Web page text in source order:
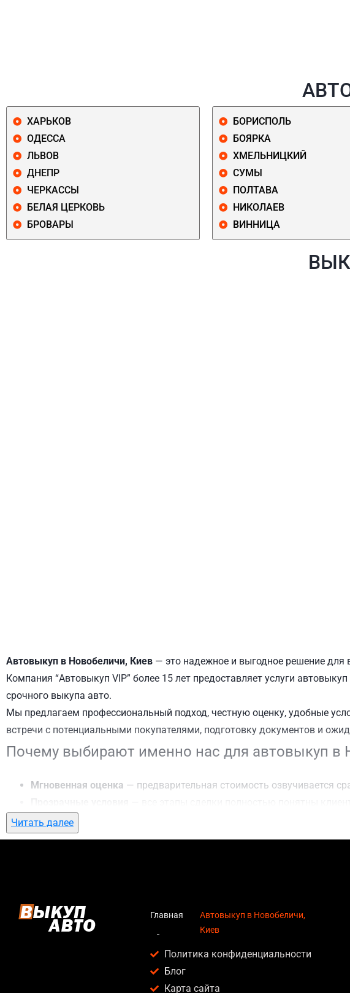
ХАРЬКОВ
ОДЕССА
ЛЬВОВ
ДНЕПР
ЧЕРКАССЫ
БЕЛАЯ ЦЕРКОВЬ
БРОВАРЫ
БОРИСПОЛЬ
БОЯРКА
ХМЕЛЬНИЦКИЙ
СУМЫ
ПОЛТАВА
НИКОЛАЕВ
ВИННИЦА
Автовыкуп в Новобеличи, Киев — это надежное и выгодное решение для
Компания “Автовыкуп VIP” более 15 лет предоставляет услуги
срочного выкупа авто.
Мы предлагаем профессиональный подход, честную оценку, удобные
встречи с потенциальными покупателями, подготовку документов и
Почему выбирают именно нас для автовыкуп в
Мгновенная оценка — предварительная стоимость озвучивается
Гибкий подход
Честные цены— предлагаем до 95% от рыночной стоимости даже
Кому подойдет автовыкуп в Новобеличи, Киев
Услуга автовыкуп в Новобеличи, Киев актуальна для:
Владельцев автомобилей после аварии, когда восстановление
Читать далее
Главная
Автовыкуп в Новобеличи,
Киев
Политика конфиденциальности
Блог
Карта сайта